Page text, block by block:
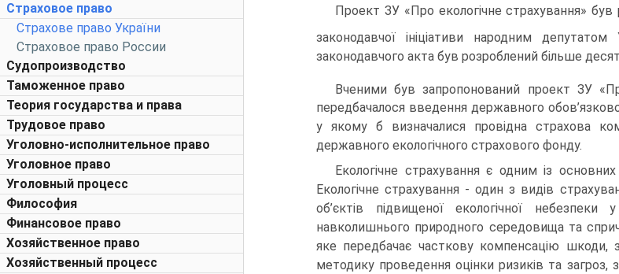
Страховое право
Страхове право України
Страховое право России
Судопроизводство
Таможенное право
Теория государства и права
Трудовое право
Уголовно-исполнительное право
Уголовное право
Уголовный процесс
Философия
Финансовое право
Хозяйственное право
Хозяйственный процесс
Проект ЗУ «Про екологічне страхування»
законодавчої ініціативи народним
законодавчого акта був розроблений більше
Вченими був запропонований проект ЗУ
передбачалося введення державного
у якому б визначалися провідна страхова
державного екологічного страхового фонду.
Екологічне страхування є одним із основних
Екологічне страху­вання - один з видів
об’єктів підвищеної екологічної
навколишнього природного середовища та
яке передбачає часткову компенсацію шкоди,
методику проведення оцінки ризиків та загроз,